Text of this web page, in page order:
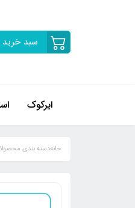
سبد خرید
ایرکوک
خانهدسته بندی